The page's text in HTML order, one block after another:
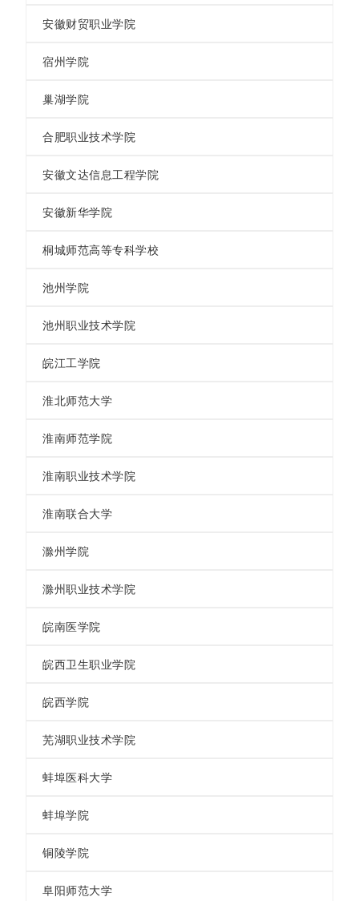
安徽财贸职业学院
宿州学院
巢湖学院
合肥职业技术学院
安徽文达信息工程学院
安徽新华学院
桐城师范高等专科学校
池州学院
池州职业技术学院
皖江工学院
淮北师范大学
淮南师范学院
淮南职业技术学院
淮南联合大学
滁州学院
滁州职业技术学院
皖南医学院
皖西卫生职业学院
皖西学院
芜湖职业技术学院
蚌埠医科大学
蚌埠学院
铜陵学院
阜阳师范大学